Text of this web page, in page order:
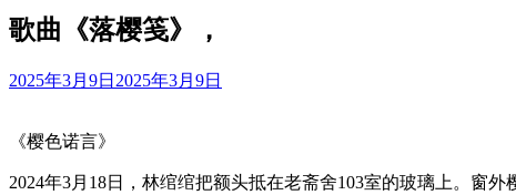
歌曲《落樱笺》，
2025年3月9日 2025年3月9日
《樱色诺言》
2024年3月18日，林绾绾把额头抵在老斋舍103室的玻璃上。窗